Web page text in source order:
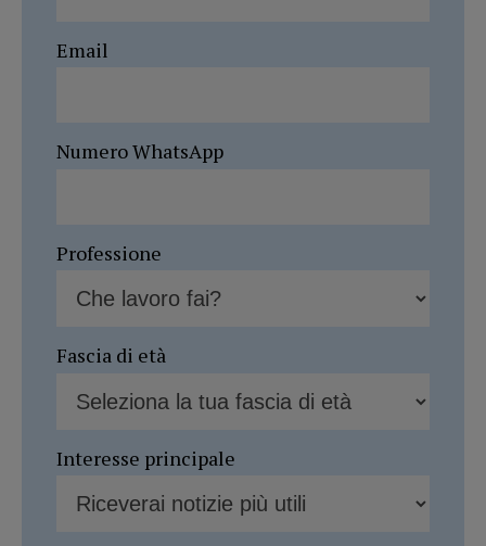
Email
Numero WhatsApp
Professione
Fascia di età
Interesse principale